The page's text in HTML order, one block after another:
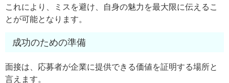
これにより、ミスを避け、自身の魅力を最大限に伝えるこ
とが可能となります。
成功のための準備
面接は、応募者が企業に提供できる価値を証明する場所と
言えます。